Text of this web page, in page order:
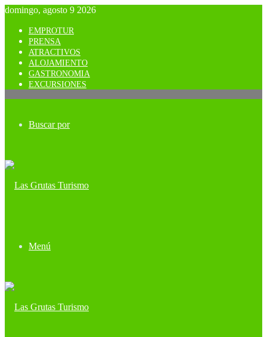
domingo, agosto 9 2026
EMPROTUR
PRENSA
ATRACTIVOS
ALOJAMIENTO
GASTRONOMIA
EXCURSIONES
Buscar por
Menú